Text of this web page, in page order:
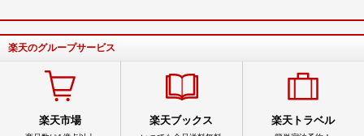
楽天のグループサービス
楽天市場 楽天ブックス 楽天トラベル